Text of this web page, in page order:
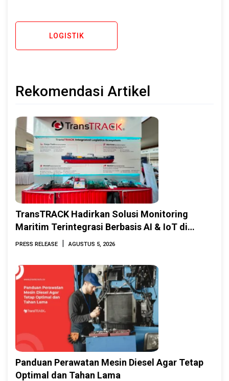
LOGISTIK
Rekomendasi Artikel
TransTRACK Hadirkan Solusi Monitoring
Maritim Terintegrasi Berbasis AI & IoT di
Indonesia Marine & Offshore Expo (IMOX)
PRESS RELEASE | AGUSTUS 5, 2026
Panduan Perawatan Mesin Diesel Agar Tetap
Optimal dan Tahan Lama